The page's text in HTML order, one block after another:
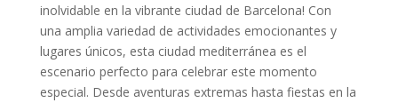
‍inolvidable ​en la vibrante ciudad⁤ de Barcelona! Con
una‍ amplia variedad de actividades emocionantes y
lugares únicos, esta ciudad mediterránea es el
escenario perfecto para celebrar este momento
especial. Desde aventuras extremas hasta fiestas en la